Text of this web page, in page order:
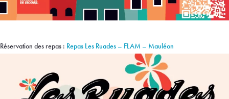
Réservation des repas : Repas Les Ruades – FLAM – Mauléon